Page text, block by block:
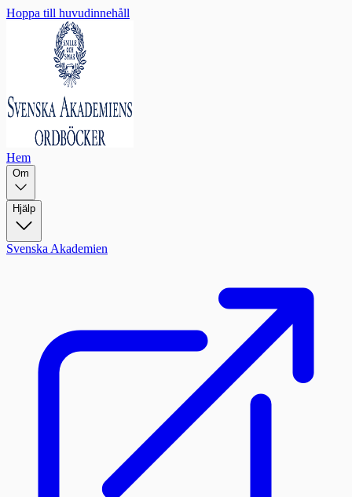
Hoppa till huvudinnehåll
Hem
Om
Hjälp
Svenska Akademien